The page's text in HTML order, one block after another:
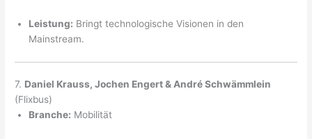
Leistung: Bringt technologische Visionen in den
Mainstream.
7. Daniel Krauss, Jochen Engert & André Schwämmlein
(Flixbus)
Branche: Mobilität